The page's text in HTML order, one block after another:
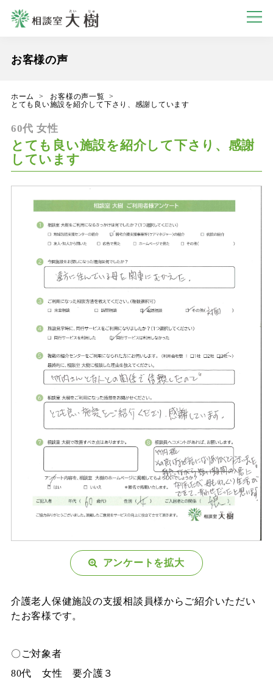
お客様の声
ホーム
お客様の声一覧
とても良い施設を紹介して下さり、感謝しています
60代 女性
とても良い施設を紹介して下さり、感謝
しています
アンケートを拡大
介護老人保健施設の支援相談員様からご紹介いただい
たお客様です。
〇ご対象者
80代 女性 要介護３